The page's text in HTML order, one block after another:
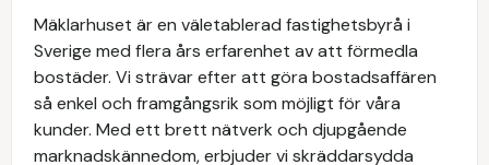
Mäklarhuset är en väletablerad fastighetsbyrå i
Sverige med flera års erfarenhet av att förmedla
bostäder. Vi strävar efter att göra bostadsaffären
så enkel och framgångsrik som möjligt för våra
kunder. Med ett brett nätverk och djupgående
marknadskännedom, erbjuder vi skräddarsydda